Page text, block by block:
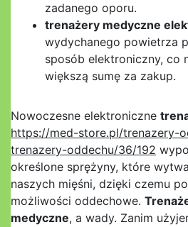
zadanego oporu.
trenażery medyczne
wydychanego powietrza
sposób elektroniczny, co
większą sumę za zakup.
Nowoczesne elektroniczne
https://med-store.pl/trenazery-
trenazery-oddechu/36/192
określone sprężyny, które
naszych mięśni, dzięki czemu
możliwości oddechowe.
medyczne, a wady. Zanim